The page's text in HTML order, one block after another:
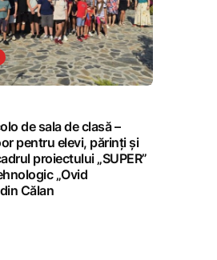
de sala de clasă –
pentru elevi, părinți și
proiectului „SUPER”
„Ovid
Călan